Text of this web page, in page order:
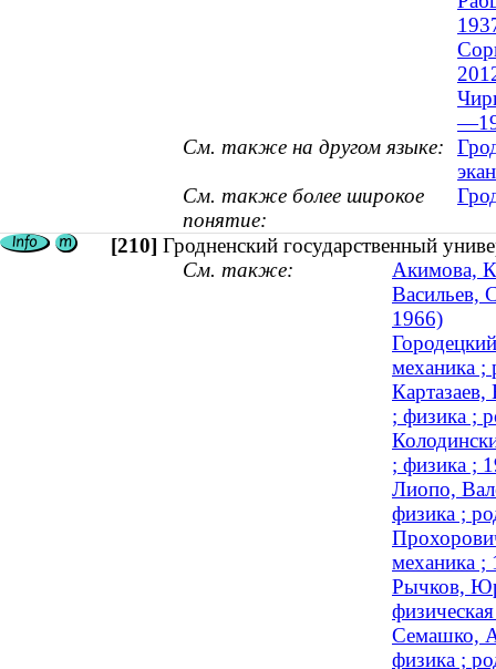
См. также на другом языке:
См. также более широкое
понятие:
[210] Гродненский государственный
См. также:
Акимова,
Васильев,
1966)
механика ;
; физика ;
; физика ;
Лиопо,
физика ;
механика
Рычков,
Семашко,
физика ;